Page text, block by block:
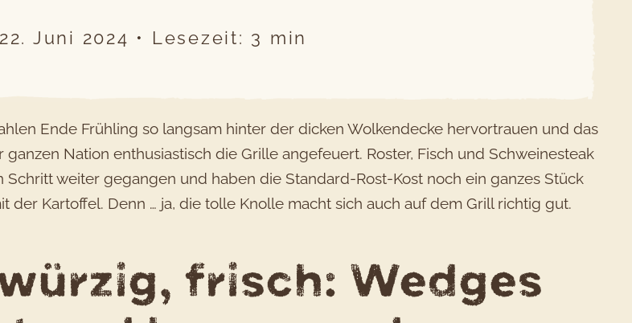
22. Juni 2024 • Lesezeit: 3 min
Ende Frühling so langsam hinter der dicken Wolkendecke hervortrauen und das
Nation enthusiastisch die Grille angefeuert. Roster, Fisch und Schweinesteak
weiter gegangen und haben die Standard-Rost-Kost noch ein ganzes Stück
der Kartoffel. Denn … ja, die tolle Knolle macht sich auch auf dem Grill richtig gut.
frisch: Wedges